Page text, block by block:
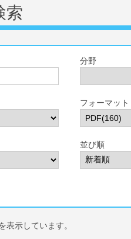
索
分野
フォーマット
並び順
表示しています。